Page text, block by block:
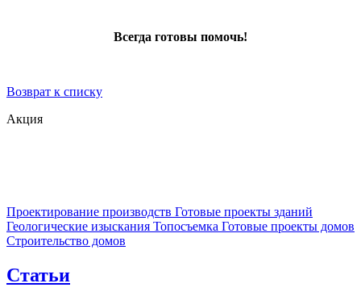
Всегда готовы помочь!
Возврат к списку
Акция
Проектирование производств Готовые проекты зданий
Геологические изыскания Топосъемка Готовые проекты домов
Строительство домов
Статьи